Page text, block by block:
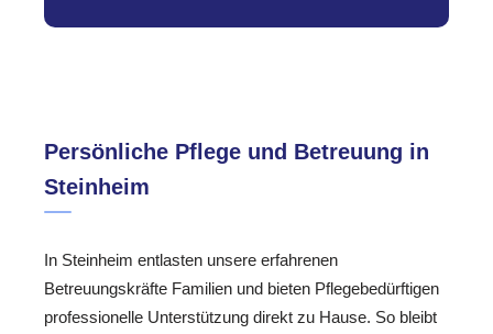
Persönliche Pflege und Betreuung in
Steinheim
In Steinheim entlasten unsere erfahrenen
Betreuungskräfte Familien und bieten Pflegebedürftigen
professionelle Unterstützung direkt zu Hause. So bleibt